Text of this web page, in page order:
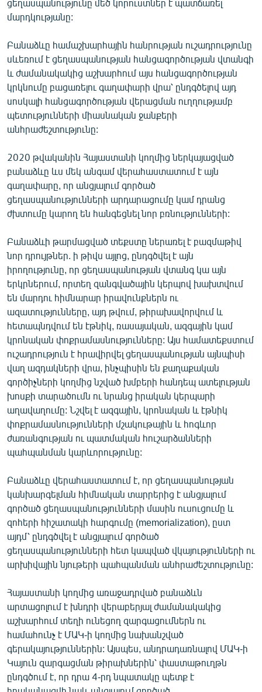
«Ազատության» բոլոր կայքերը
ցեղասպանությունը մեծ կորուստներ է պատճառել
մարդկությանը:
Բանաձևը համաշխարհային հանրության ուշադրությունը
սևեռում է ցեղասպանության հանցագործության վտանգի
և ժամանակակից աշխարհում այս հանցագործության
կրկնումը բացառելու գաղափարի վրա՝ ընդգծելով այդ
սոսկալի հանցագործության վերացման ուղղությամբ
պետությունների միասնական ջանքերի
անհրաժեշտությունը:
2020 թվականին Հայաստանի կողմից ներկայացված
բանաձևը ևս մեկ անգամ վերահաստատում է այն
գաղափարը, որ անցյալում գործած
ցեղասպանությունների արդարացումը կամ դրանց
ժխտումը կարող են հանգեցնել նոր բռնությունների:
Բանաձևի թարմացված տեքստը ներառել է բազմաթիվ
նոր դրույթներ. ի թիվս այլոց, ընդգծվել է այն
իրողությունը, որ ցեղասպանության վտանգ կա այն
երկրներում, որտեղ զանգվածային կերպով խախտվում
են մարդու հիմնարար իրավունքներն ու
ազատությունները, այդ թվում, թիրախավորվում և
հետապնդվում են էթնիկ, ռասայական, ազգային կամ
կրոնական փոքրամասնությունները: Այս համատեքստում
ուշադրություն է հրավիրվել ցեղասպանության այնպիսի
վաղ ազդակների վրա, ինչպիսին են քաղաքական
գործիչների կողմից նշված խմբերի հանդեպ ատելության
խոսքի տարածումն ու նրանց իրական կերպարի
աղավաղումը: Նշվել է ազգային, կրոնական և էթնիկ
փոքրամասնությունների մշակութային և հոգևոր
ժառանգության ու պատմական հուշարձանների
պահպանման կարևորությունը:
Բանաձևը վերահաստատում է, որ ցեղասպանության
կանխարգելման հիմնական տարրերից է անցյալում
գործած ցեղասպանությունների մասին ուսուցումը և
զոհերի հիշատակի հարգումը (memorialization), ըստ
այդմ՝ ընդգծվել է անցյալում գործած
ցեղասպանությունների հետ կապված վկայությունների ու
արխիվային նյութերի պահպանման անհրաժեշտությունը:
Հայաստանի կողմից առաջադրված բանաձևն
արտացոլում է խնդրի վերաբերյալ ժամանակակից
աշխարհում տեղի ունեցող զարգացումներն ու
համահունչ է ՄԱԿ-ի կողմից նախանշված
գերակայություններին: Այսպես, անդրադառնալով ՄԱԿ-ի
Կայուն զարգացման թիրախներին՝ փաստաթուղթն
ընդգծում է, որ դրա 4-րդ նպատակը պետք է